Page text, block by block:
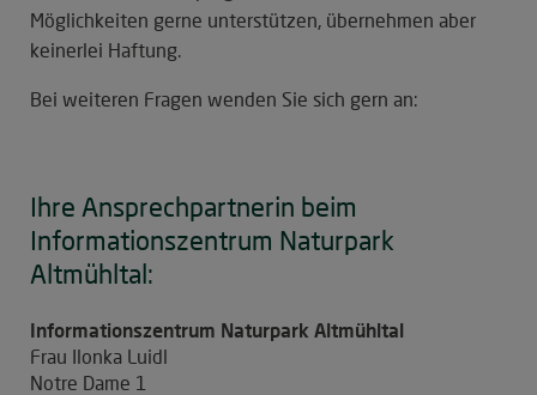
Möglichkeiten gerne unterstützen, übernehmen aber
keinerlei Haftung.
Bei weiteren Fragen wenden Sie sich gern an:
Ihre Ansprechpartnerin beim
Informationszentrum Naturpark
Altmühltal:
Informationszentrum Naturpark Altmühltal
Frau Ilonka Luidl
Notre Dame 1